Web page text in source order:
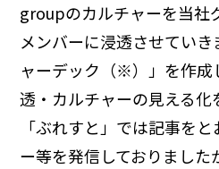
groupのカルチャーを当社
メンバーに浸透させてい
ャーデック（※）」を作成
透・カルチャーの見える化
「ぶれすと」では記事を
ー等を発信しておりまし